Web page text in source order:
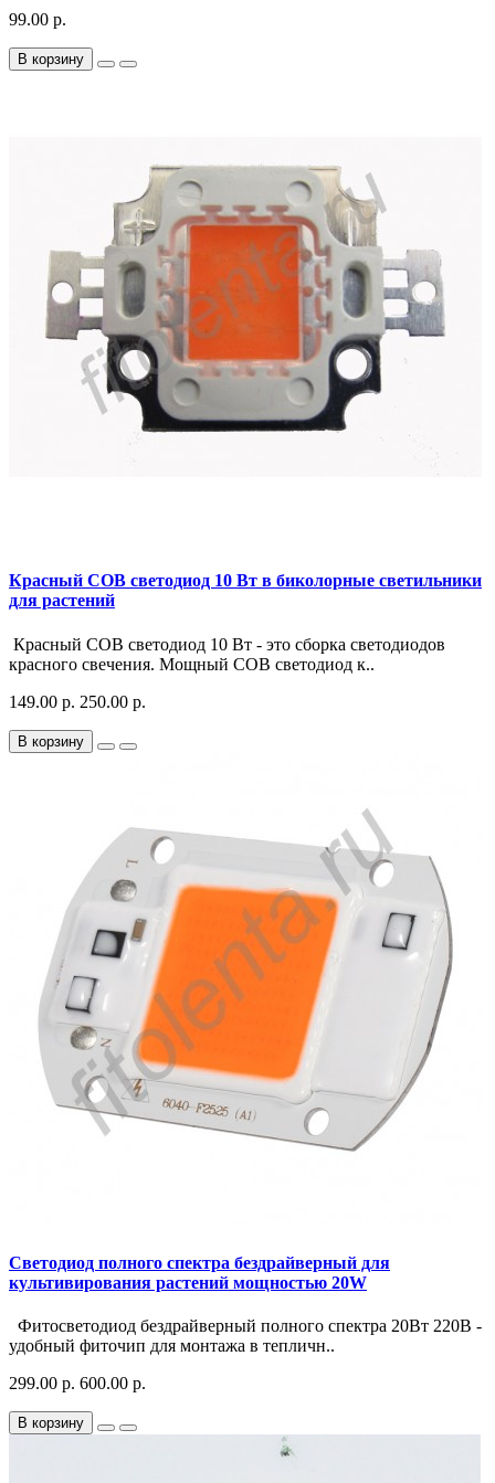
99.00 р.
В корзину
Красный COB светодиод 10 Вт в биколорные светильники
для растений
Красный COB светодиод 10 Вт - это сборка светодиодов
красного свечения. Мощный COB светодиод к..
149.00 р. 250.00 р.
В корзину
Светодиод полного спектра бездрайверный для
культивирования растений мощностью 20W
Фитосветодиод бездрайверный полного спектра 20Вт 220В -
удобный фиточип для монтажа в тепличн..
299.00 р. 600.00 р.
В корзину